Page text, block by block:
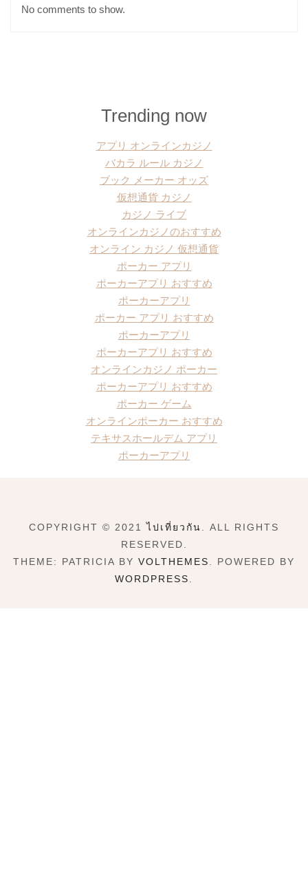
No comments to show.
Trending now
アプリ オンラインカジノ
バカラ ルール カジノ
ブック メーカー オッズ
仮想通貨 カジノ
カジノ ライブ
オンラインカジノのおすすめ
オンライン カジノ 仮想通貨
ポーカー アプリ
ポーカーアプリ おすすめ
ポーカーアプリ
ポーカー アプリ おすすめ
ポーカーアプリ
ポーカーアプリ おすすめ
オンラインカジノ ポーカー
ポーカーアプリ おすすめ
ポーカー ゲーム
オンラインポーカー おすすめ
テキサスホールデム アプリ
ポーカーアプリ
COPYRIGHT © 2021ไปเที่ยวกัน. ALL RIGHTS
RESERVED.
THEME: PATRICIA BY VOLTHEMES. POWERED BY
WORDPRESS.